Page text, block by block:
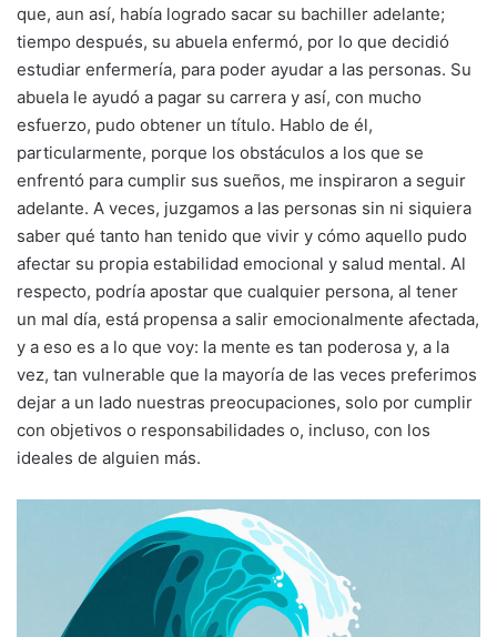
que, aun así, había logrado sacar su bachiller adelante;
tiempo después, su abuela enfermó, por lo que decidió
estudiar enfermería, para poder ayudar a las personas. Su
abuela le ayudó a pagar su carrera y así, con mucho
esfuerzo, pudo obtener un título. Hablo de él,
particularmente, porque los obstáculos a los que se
enfrentó para cumplir sus sueños, me inspiraron a seguir
adelante. A veces, juzgamos a las personas sin ni siquiera
saber qué tanto han tenido que vivir y cómo aquello pudo
afectar su propia estabilidad emocional y salud mental. Al
respecto, podría apostar que cualquier persona, al tener
un mal día, está propensa a salir emocionalmente afectada,
y a eso es a lo que voy: la mente es tan poderosa y, a la
vez, tan vulnerable que la mayoría de las veces preferimos
dejar a un lado nuestras preocupaciones, solo por cumplir
con objetivos o responsabilidades o, incluso, con los
ideales de alguien más.